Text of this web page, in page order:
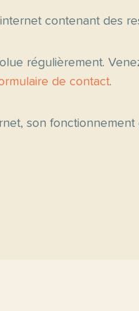
contenant des
régulièrement.
de contact.
son